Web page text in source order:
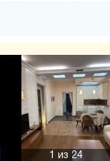
1 из 24